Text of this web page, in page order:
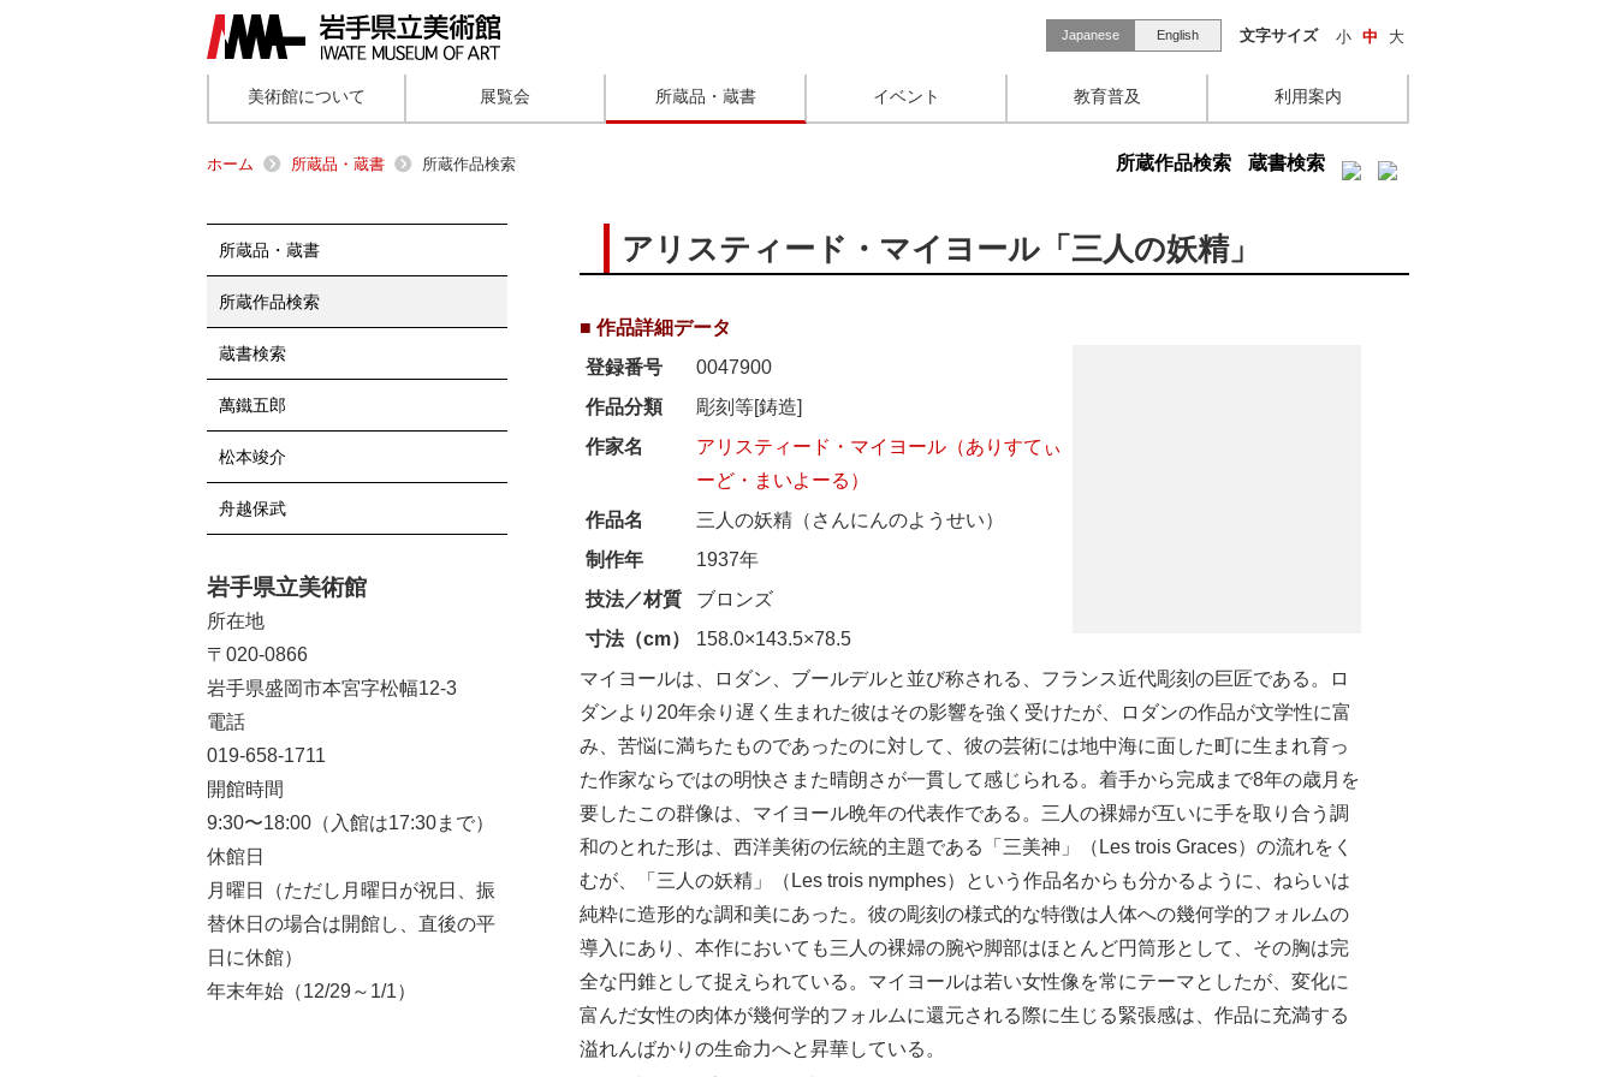
文字サイズ 小 中 大
Japanese English
美術館について 展覧会 所蔵品・蔵書 イベント 教育普及 利用案内
ホーム 所蔵品・蔵書 所蔵作品検索 所蔵作品検索 蔵書検索
アリスティード・マイヨール「三人の妖精」
■ 作品詳細データ
登録番号
0047900
作品分類
彫刻等[鋳造]
作家名
アリスティード・マイヨール（ありすてぃ
ーど・まいよーる）
作品名
三人の妖精（さんにんのようせい）
制作年
1937年
技法／材質
ブロンズ
寸法（cm）
158.0×143.5×78.5
マイヨールは、ロダン、ブールデルと並び称される、フランス近代彫刻の巨匠である。ロ
ダンより20年余り遅く生まれた彼はその影響を強く受けたが、ロダンの作品が文学性に富
み、苦悩に満ちたものであったのに対して、彼の芸術には地中海に面した町に生まれ育っ
た作家ならではの明快さまた晴朗さが一貫して感じられる。着手から完成まで8年の歳月を
要したこの群像は、マイヨール晩年の代表作である。三人の裸婦が互いに手を取り合う調
和のとれた形は、西洋美術の伝統的主題である「三美神」（Les trois Graces）の流れをく
むが、「三人の妖精」（Les trois nymphes）という作品名からも分かるように、ねらいは
純粋に造形的な調和美にあった。彼の彫刻の様式的な特徴は人体への幾何学的フォルムの
導入にあり、本作においても三人の裸婦の腕や脚部はほとんど円筒形として、その胸は完
全な円錐として捉えられている。マイヨールは若い女性像を常にテーマとしたが、変化に
富んだ女性の肉体が幾何学的フォルムに還元される際に生じる緊張感は、作品に充満する
溢れんばかりの生命力へと昇華している。
所蔵品・蔵書
所蔵作品検索
蔵書検索
萬鐵五郎
松本竣介
舟越保武
岩手県立美術館
所在地
〒020-0866
岩手県盛岡市本宮字松幅12-3
電話
019-658-1711
開館時間
9:30〜18:00（入館は17:30まで）
休館日
月曜日（ただし月曜日が祝日、振
替休日の場合は開館し、直後の平
日に休館）
年末年始（12/29～1/1）